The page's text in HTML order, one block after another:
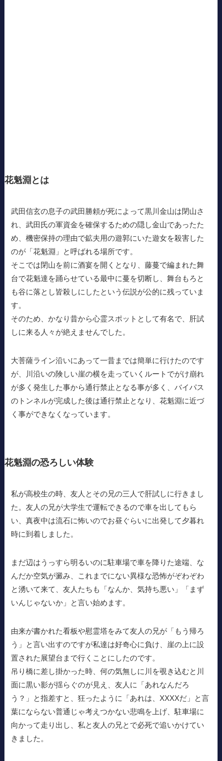
花魁淵とは
武田信玄の息子の武田勝頼が死によって黒川金山は閉山さ
れ、武田氏の軍資金を確保するための隠し金山であったた
め、機密保持の理由で鉱夫用の遊郭にいた遊女を殺害した
のが「花魁淵」と呼ばれる場所です。
そこでは閉山を前に酒宴を開くとなり、藤蔓で編まれた舞
台で花魁達を踊らせている最中に蔓を切断し、舞台もろと
も谷に落とし皆殺しにしたという伝説が公的に残っていま
す。
そのため、かなり昔から心霊スポットとして有名で、肝試
しに来る人々が絶えませんでした。
大菩薩ライン沿いにあって一昔までは簡単に行けたのです
が、川沿いの険しい崖の横を走っていくルートでがけ崩れ
が多く発生した事から通行禁止となる事が多く、バイパス
のトンネルが完成した後は通行禁止となり、花魁淵に近づ
く事ができなくなっています。
花魁淵の恐ろしい体験
私が高校生の時、友人とその兄の三人で肝試しに行きまし
た。友人の兄が大学生で運転できるので車を出してもら
い、真夜中は流石に怖いのでお昼ぐらいに出発して夕暮れ
時に到着しました。
まだ辺はうっすら明るいのに駐車場で車を降りた途端、な
んだか空気が澱み、これまでにない異様な恐怖がぞわぞわ
と湧いて来て、友人たちも「なんか、気持ち悪い」「まず
いんじゃないか」と言い始めます。
由来が書かれた看板や慰霊塔をみて友人の兄が「もう帰ろ
う」と言い出すのですが私達は好奇心に負け、崖の上に設
置された展望台まで行くことにしたのです。
吊り橋に差し掛かった時、何の気無しに川を覗き込むと川
面に黒い影が揺らぐのが見え、友人に「あれなんだろ
う？」と指差すと、狂ったように「あれは、XXXXだ」と言
葉にならない普通じゃ考えつかない悲鳴を上げ、駐車場に
向かって走り出し、私と友人の兄とで必死で追いかけてい
きました。